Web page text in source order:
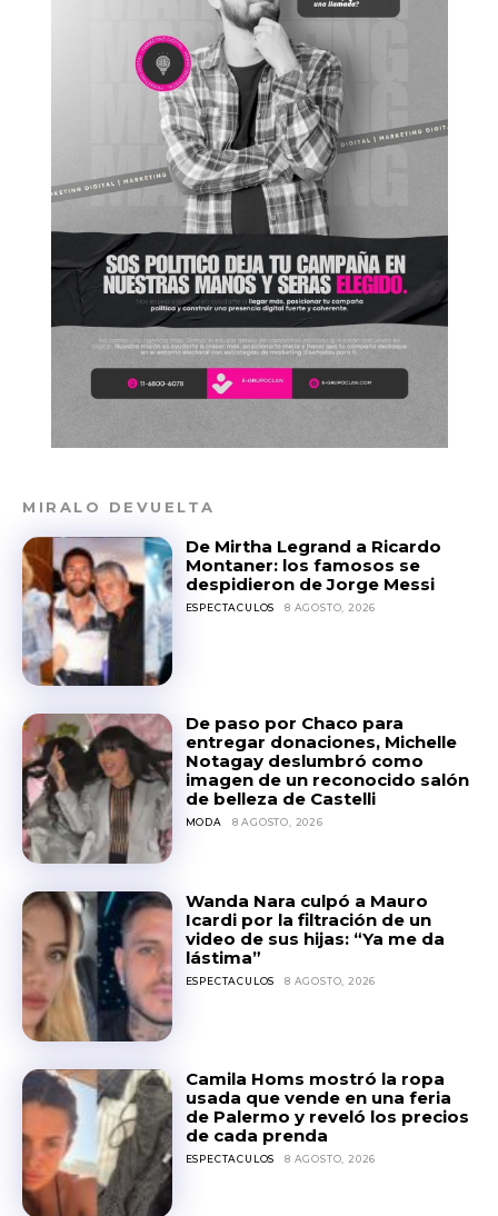
MIRALO DEVUELTA
De Mirtha Legrand a Ricardo
Montaner: los famosos se
despidieron de Jorge Messi
ESPECTACULOS 8 AGOSTO, 2026
De paso por Chaco para
entregar donaciones, Michelle
Notagay deslumbró como
imagen de un reconocido salón
de belleza de Castelli
MODA 8 AGOSTO, 2026
Wanda Nara culpó a Mauro
Icardi por la filtración de un
video de sus hijas: “Ya me da
lástima”
ESPECTACULOS 8 AGOSTO, 2026
Camila Homs mostró la ropa
usada que vende en una feria
de Palermo y reveló los precios
de cada prenda
ESPECTACULOS 8 AGOSTO, 2026